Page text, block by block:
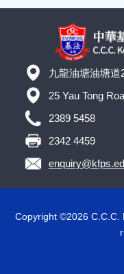
九龍油塘油塘道
25 Yau Tong
2389 5458
2342 4459
Copyright ©2026 C.C.C.